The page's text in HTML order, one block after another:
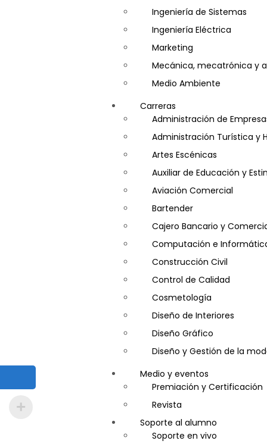
Ingeniería de Sistemas
Ingeniería Eléctrica
Marketing
Mecánica, mecatrónica y
Medio Ambiente
Minería e Hidrocarburos
Salud y Psicología
Seguridad
Carreras
Administración de
Administración Turística y
Artes Escénicas
Auxiliar de Educación y
Aviación Comercial
Bartender
Cajero Bancario y
Computación e
Construcción Civil
Control de Calidad
Cosmetología
Diseño de Interiores
Diseño Gráfico
Diseño y Gestión de la
Entrenador Personal y
Gastronomía
Gestor de Crédito y
Guía de Turismo
Inglés Americano
Medio y eventos
Premiación y Certificación
Revista
Soporte al alumno
Soporte en vivo